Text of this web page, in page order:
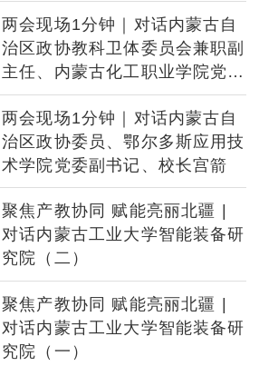
两会现场1分钟｜对话内蒙古自
治区政协教科卫体委员会兼职副
主任、内蒙古化工职业学院党委
书记韩利民
两会现场1分钟｜对话内蒙古自
治区政协委员、鄂尔多斯应用技
术学院党委副书记、校长宫箭
聚焦产教协同 赋能亮丽北疆 |
对话内蒙古工业大学智能装备研
究院（二）
聚焦产教协同 赋能亮丽北疆 |
对话内蒙古工业大学智能装备研
究院（一）